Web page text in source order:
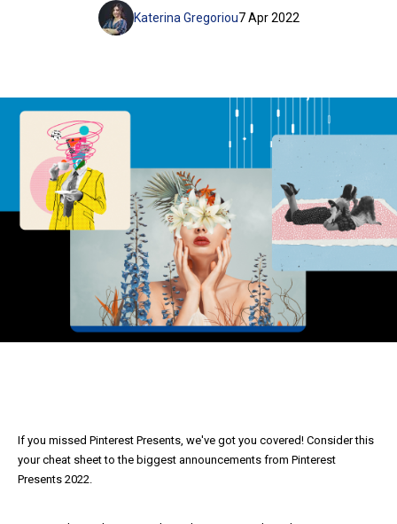
7 Apr 2022
Katerina Gregoriou
If you missed Pinterest Presents, we've got you covered! Consider this
your cheat sheet to the biggest announcements from Pinterest
Presents 2022.